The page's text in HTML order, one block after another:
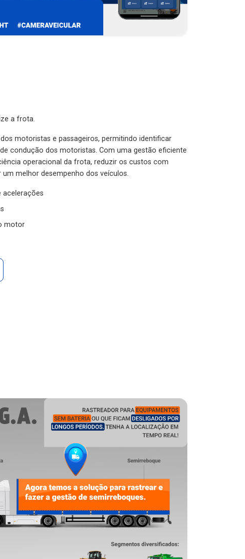
a frota.
motoristas e passageiros, permitindo identificar
condução dos motoristas. Com uma gestão eficiente
operacional da frota, reduzir os custos com
melhor desempenho dos veículos.
motor